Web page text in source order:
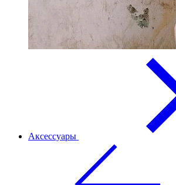
Аксессуары